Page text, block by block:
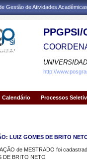
Gestão de Atividades Acadêmicas
PPGPSI/
http://
Calendário Processos
LUIZ GOMES DE BRITO
de MESTRADO foi
DE BRITO NETO